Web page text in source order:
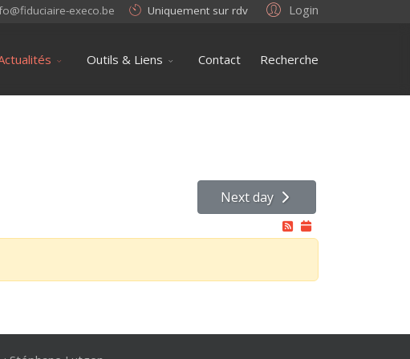
Login
execo.be Uniquement sur rdv
Outils & Liens Contact Recherche
Next day